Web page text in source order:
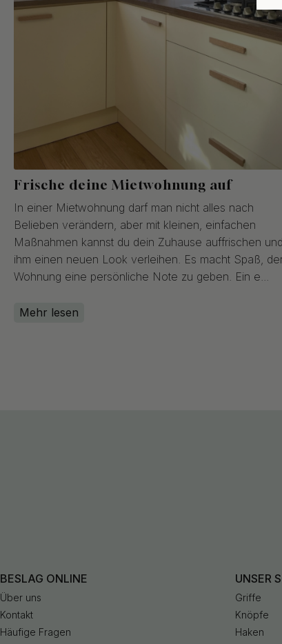
Frische deine Mietwohnung auf
In einer Mietwohnung darf man nicht alles nach
Belieben verändern, aber mit kleinen, einfachen
Maßnahmen kannst du dein Zuhause auffrischen und
ihm einen neuen Look verleihen. Es macht Spaß,
Wohnung eine persönliche Note zu geben. Ein e...
Mehr lesen
BESLAG ONLINE
Über uns
Kontakt
Häufige Fragen
UNSER
Griffe
Knöpfe
Haken